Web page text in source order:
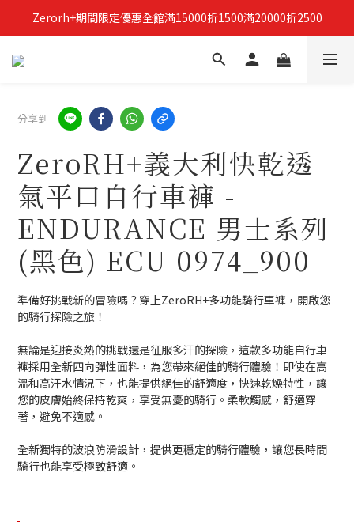
立即加入Zerorh+官網會員，獲得購物禮金
Zerorh+期間限定優惠全館滿15000折1500滿20000折2500
立即加入Zerorh+官網會員，獲得購物禮金
分享到
ZeroRH+義大利快乾透
氣平口自行車褲 -
ENDURANCE 男士系列
(黑色) ECU 0974_900
準備好挑戰新的冒險嗎？穿上ZeroRH+多功能騎行車褲，開啟您
的騎行探險之旅！
無論是迎接炎熱的挑戰還是征服多汗的探險，這款多功能自行車
褲採用全新四向彈性面料，為您帶來絕佳的騎行體驗！即使在高
溫和高汗水情況下，也能提供絕佳的舒適度，快速乾燥特性，讓
您的皮膚始終保持乾爽，享受無憂的騎行。柔軟觸感，舒適穿
著，避免不適感。
全新獨特的波浪防滑設計，提供更穩定的騎行體驗，讓您長時間
騎行也能享受極致舒適。